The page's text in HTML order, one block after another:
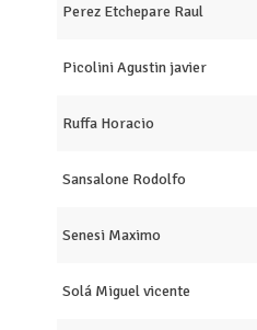
Perez Etchepare Raul
Picolini Agustin javier
Ruffa Horacio
Sansalone Rodolfo
Senesi Maximo
Solá Miguel vicente